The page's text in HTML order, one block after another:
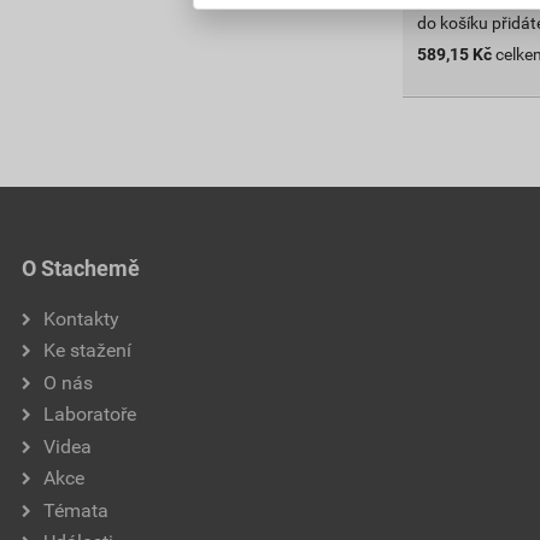
do košíku
589,15 Kč
O Stachemě
Kontakty
Ke stažení
O nás
Laboratoře
Videa
Akce
Témata